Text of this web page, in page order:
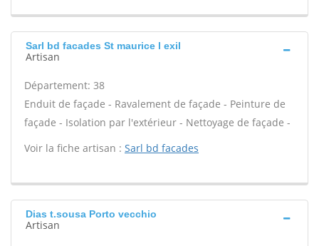
Sarl bd facades St maurice l exil
Artisan
Département: 38
Enduit de façade - Ravalement de façade - Peinture de
façade - Isolation par l'extérieur - Nettoyage de façade -
Voir la fiche artisan : Sarl bd facades
Dias t.sousa Porto vecchio
Artisan